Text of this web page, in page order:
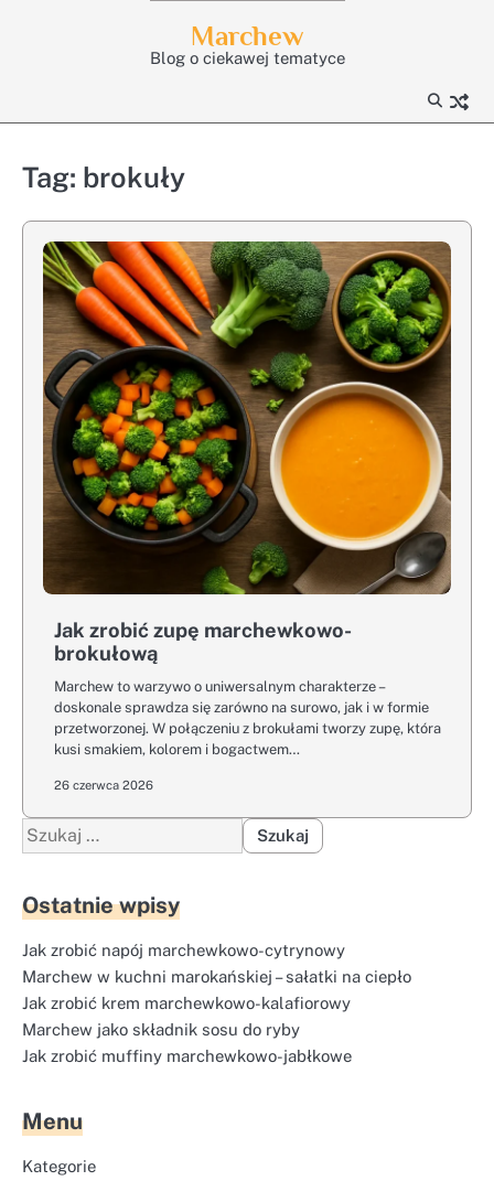
Marchew
Blog o ciekawej tematyce
Tag: brokuły
Jak zrobić zupę marchewkowo-
brokułową
Marchew to warzywo o uniwersalnym charakterze –
doskonale sprawdza się zarówno na surowo, jak i w formie
przetworzonej. W połączeniu z brokułami tworzy zupę, która
kusi smakiem, kolorem i bogactwem…
26 czerwca 2026
Szukaj:
Ostatnie wpisy
Jak zrobić napój marchewkowo-cytrynowy
Marchew w kuchni marokańskiej – sałatki na ciepło
Jak zrobić krem marchewkowo-kalafiorowy
Marchew jako składnik sosu do ryby
Jak zrobić muffiny marchewkowo-jabłkowe
Menu
Kategorie